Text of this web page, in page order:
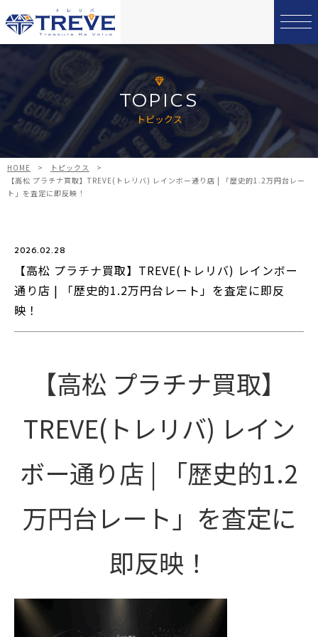
TOPICS
トピックス
HOME > トピックス
>
【高松 プラチナ買取】TREVE(トレリバ) レインボー通り店 | 「歴史的1.2万円台レー
ト」を査定に即反映！
【高松 プラチナ買取】TREVE(トレリバ) レインボー
通り店 | 「歴史的1.2万円台レート」を査定に即反
映！
2026.02.28
【高松 プラチナ買取】
TREVE(トレリバ) レイン
ボー通り店 | 「歴史的1.2
万円台レート」を査定に
即反映！